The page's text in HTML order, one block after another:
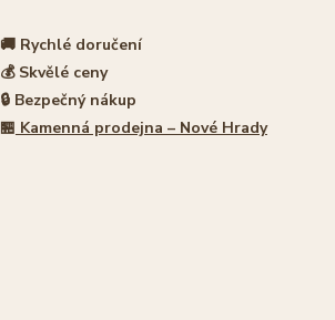
🚚 Rychlé doručení
💰 Skvělé ceny
🔒 Bezpečný nákup
🏪 Kamenná prodejna – Nové Hrady